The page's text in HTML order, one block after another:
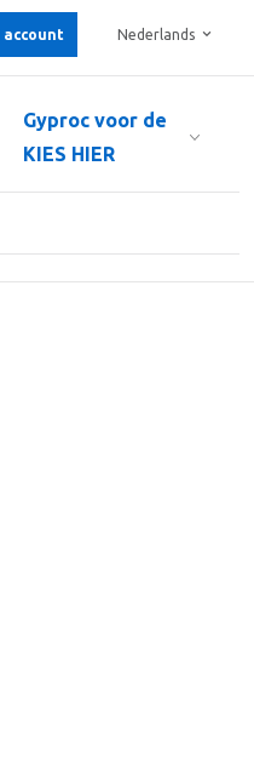
Nederlands
account
Gyproc voor de
KIES HIER